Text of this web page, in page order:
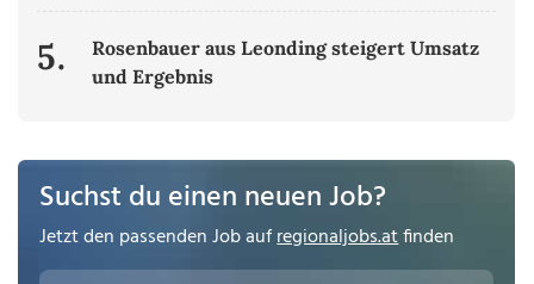
5.
Rosenbauer aus Leonding steigert Umsatz
und Ergebnis
Suchst du einen neuen Job?
Jetzt den passenden Job aufregionaljobs.atfinden